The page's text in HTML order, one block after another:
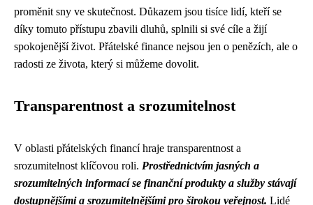
proměnit sny ve skutečnost. Důkazem jsou tisíce lidí, kteří se
díky tomuto přístupu zbavili dluhů, splnili si své cíle a žijí
spokojenější život. Přátelské finance nejsou jen o penězích, ale o
radosti ze života, který si můžeme dovolit.
Transparentnost a srozumitelnost
V oblasti přátelských financí hraje transparentnost a
srozumitelnost klíčovou roli. Prostřednictvím jasných a
srozumitelných informací se finanční produkty a služby stávají
dostupnějšími a srozumitelnějšími pro širokou veřejnost. Lidé